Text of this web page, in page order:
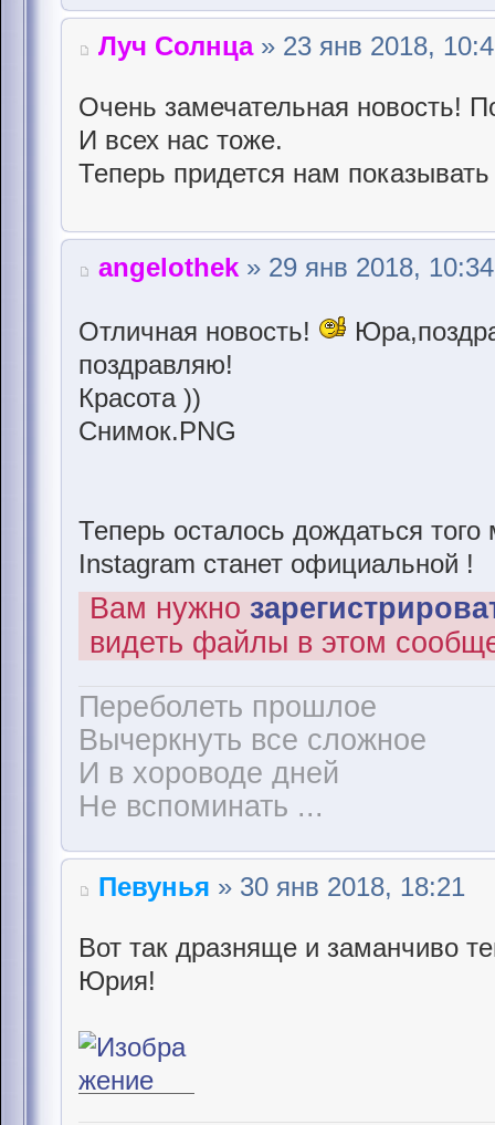
Луч Солнца» 23 янв 2018,
Очень замечательная новость!
И всех нас тоже.
Теперь придется нам
angelothek » 29 янв 2018, 10:34
Отличная новость!
поздравляю!
Красота ))
Снимок.PNG
Теперь осталось дождаться
Instagram станет официальной !
Вам нужно
видеть файлы в этом
Переболеть прошлое
Вычеркнуть все сложное
И в хороводе дней
Не вспоминать ...
Певунья » 30 янв 2018, 18:21
Вот так дразняще и заманчиво
Юрия!